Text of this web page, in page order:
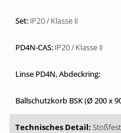
IP20 / Klasse II
IP20 / Klasse II